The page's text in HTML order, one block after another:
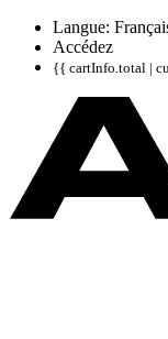
Langue:
Accédez
{{ cartInfo.total |